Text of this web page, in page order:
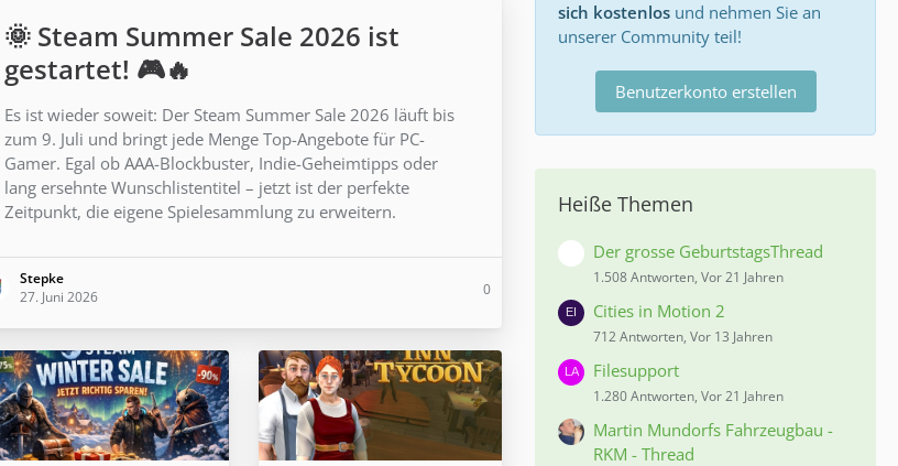
🌞 Steam Summer Sale 2026 ist
gestartet! 🎮🔥
Es ist wieder soweit: Der Steam Summer Sale 2026 läuft bis
zum 9. Juli und bringt jede Menge Top-Angebote für PC-
Gamer. Egal ob AAA-Blockbuster, Indie-Geheimtipps oder
lang ersehnte Wunschlistentitel – jetzt ist der perfekte
Zeitpunkt, die eigene Spielesammlung zu erweitern.
Stepke
27. Juni 2026
0
sich kostenlos und nehmen Sie an
unserer Community teil!
Benutzerkonto erstellen
Heiße Themen
Der grosse GeburtstagsThread
1.508 Antworten, Vor 21 Jahren
Cities in Motion 2
712 Antworten, Vor 13 Jahren
Filesupport
1.280 Antworten, Vor 21 Jahren
Martin Mundorfs Fahrzeugbau -
RKM - Thread